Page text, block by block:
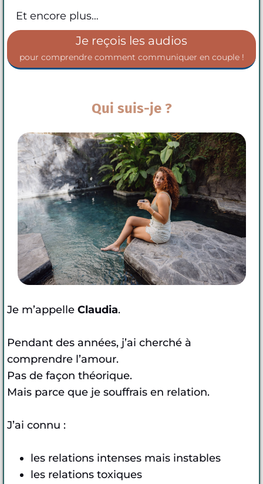
Et encore plus…
Je reçois les audios
pour comprendre comment communiquer en couple !
Qui suis-je ?
Je m’appelle Claudia.
Pendant des années, j’ai cherché à
comprendre l’amour.
Pas de façon théorique.
Mais parce que je souffrais en relation.
J’ai connu :
les relations intenses mais instables
les relations toxiques